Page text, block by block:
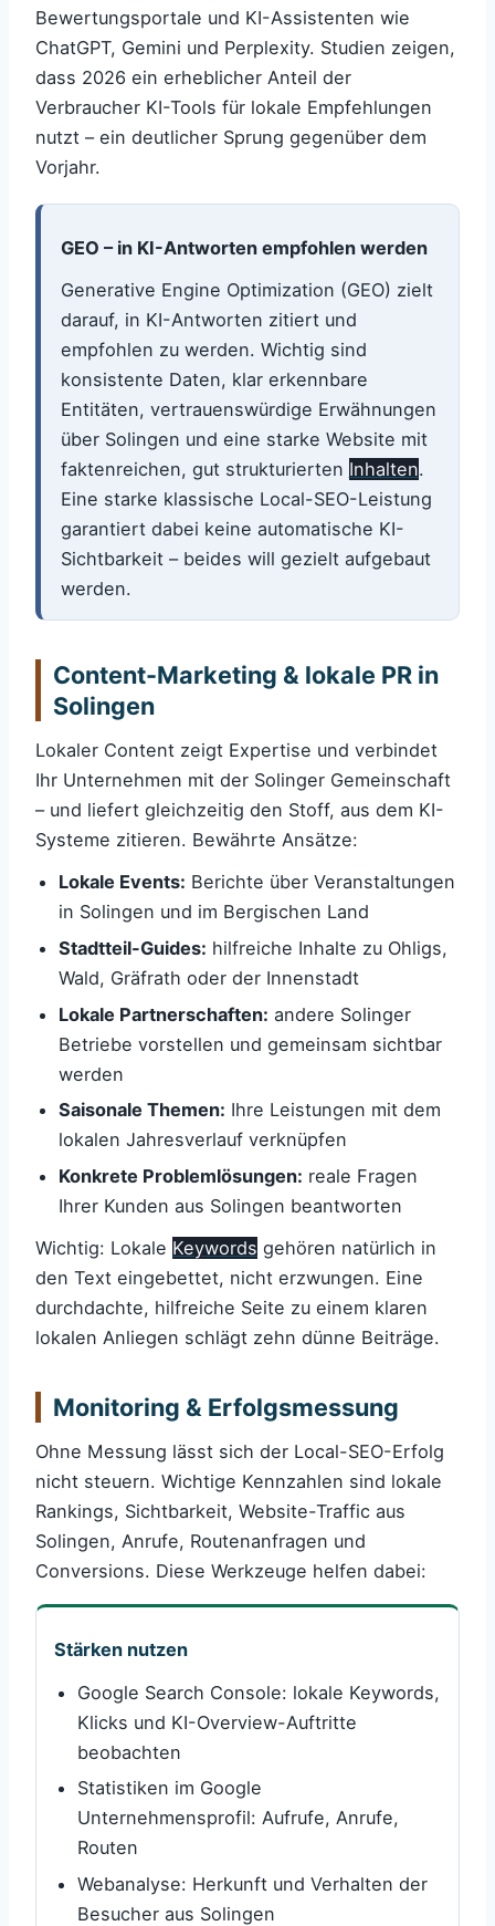
Bewertungsportale und KI-Assistenten wie
ChatGPT, Gemini und Perplexity. Studien zeigen,
dass 2026 ein erheblicher Anteil der
Verbraucher KI-Tools für lokale Empfehlungen
nutzt – ein deutlicher Sprung gegenüber dem
Vorjahr.
GEO – in KI-Antworten empfohlen werden
Generative Engine Optimization (GEO) zielt
darauf, in KI-Antworten zitiert und
empfohlen zu werden. Wichtig sind
konsistente Daten, klar erkennbare
Entitäten, vertrauenswürdige Erwähnungen
über Solingen und eine starke Website mit
faktenreichen, gut strukturierten Inhalten.
Eine starke klassische Local-SEO-Leistung
garantiert dabei keine automatische KI-
Sichtbarkeit – beides will gezielt aufgebaut
werden.
Content-Marketing & lokale PR in
Solingen
Lokaler Content zeigt Expertise und verbindet
Ihr Unternehmen mit der Solinger Gemeinschaft
– und liefert gleichzeitig den Stoff, aus dem KI-
Systeme zitieren. Bewährte Ansätze:
Lokale Events: Berichte über Veranstaltungen
in Solingen und im Bergischen Land
Stadtteil-Guides: hilfreiche Inhalte zu Ohligs,
Wald, Gräfrath oder der Innenstadt
Lokale Partnerschaften: andere Solinger
Betriebe vorstellen und gemeinsam sichtbar
werden
Saisonale Themen: Ihre Leistungen mit dem
lokalen Jahresverlauf verknüpfen
Konkrete Problemlösungen: reale Fragen
Ihrer Kunden aus Solingen beantworten
Wichtig: Lokale Keywords gehören natürlich in
den Text eingebettet, nicht erzwungen. Eine
durchdachte, hilfreiche Seite zu einem klaren
lokalen Anliegen schlägt zehn dünne Beiträge.
Monitoring & Erfolgsmessung
Ohne Messung lässt sich der Local-SEO-Erfolg
nicht steuern. Wichtige Kennzahlen sind lokale
Rankings, Sichtbarkeit, Website-Traffic aus
Solingen, Anrufe, Routenanfragen und
Conversions. Diese Werkzeuge helfen dabei:
Stärken nutzen
Google Search Console: lokale Keywords,
Klicks und KI-Overview-Auftritte
beobachten
Statistiken im Google
Unternehmensprofil: Aufrufe, Anrufe,
Routen
Webanalyse: Herkunft und Verhalten der
Besucher aus Solingen